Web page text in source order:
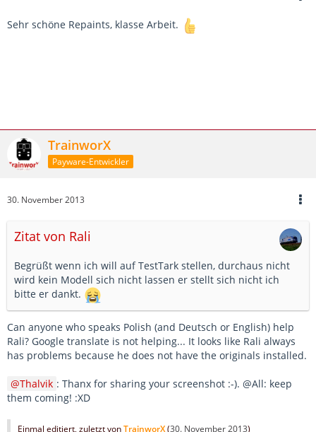
Sehr schöne Repaints, klasse Arbeit.
TrainworX
Payware-Entwickler
30. November 2013
Zitat von Rali
Begrüßt wenn ich will auf TestTark stellen, durchaus nicht
wird kein Modell sich nicht lassen er stellt sich nicht ich
bitte er dankt.
Can anyone who speaks Polish (and Deutsch or English) help
Rali? Google translate is not helping... It looks like Rali always
has problems because he does not have the originals installed.
Thalvik : Thanx for sharing your screenshot :-). @All: keep
them coming! :XD
Einmal editiert, zuletzt vonTrainworX(30. November 2013)